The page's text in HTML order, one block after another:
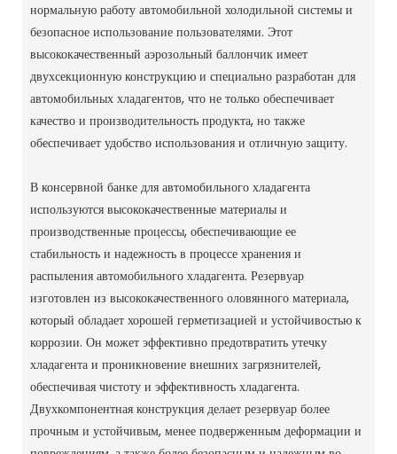
нормальную работу автомобильной холодильной системы и
безопасное использование пользователями. Этот
высококачественный аэрозольный баллончик имеет
двухсекционную конструкцию и специально разработан для
автомобильных хладагентов, что не только обеспечивает
качество и производительность продукта, но также
обеспечивает удобство использования и отличную защиту.
В консервной банке для автомобильного хладагента
используются высококачественные материалы и
производственные процессы, обеспечивающие ее
стабильность и надежность в процессе хранения и
распыления автомобильного хладагента. Резервуар
изготовлен из высококачественного оловянного материала,
который обладает хорошей герметизацией и устойчивостью к
коррозии. Он может эффективно предотвратить утечку
хладагента и проникновение внешних загрязнителей,
обеспечивая чистоту и эффективность хладагента.
Двухкомпонентная конструкция делает резервуар более
прочным и устойчивым, менее подверженным деформации и